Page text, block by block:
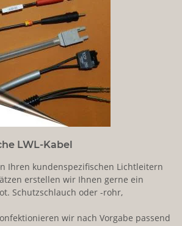
LWL-Kabel
Ihren kundenspezifischen Lichtleitern
erstellen wir Ihnen gerne ein
Schutzschlauch oder -rohr,
wir nach Vorgabe passend